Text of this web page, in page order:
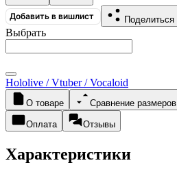
Добавить в вишлист Поделиться
Выбрать
Hololive / Vtuber / Vocaloid
О товаре Сравнение размеров
Оплата Отзывы
Характеристики